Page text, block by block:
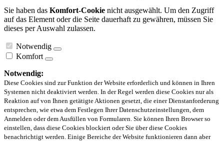
Sie haben das Komfort-Cookie nicht ausgewählt. Um den Zugriff
auf das Element oder die Seite dauerhaft zu gewähren, müssen Sie
dieses per Auswahl zulassen.
Notwendig
Komfort
Notwendig:
Diese Cookies sind zur Funktion der Website erforderlich und können in Ihren
Systemen nicht deaktiviert werden. In der Regel werden diese Cookies nur als
Reaktion auf von Ihnen getätigte Aktionen gesetzt, die einer Dienstanforderung
entsprechen, wie etwa dem Festlegen Ihrer Datenschutzeinstellungen, dem
Anmelden oder dem Ausfüllen von Formularen. Sie können Ihren Browser so
einstellen, dass diese Cookies blockiert oder Sie über diese Cookies
benachrichtigt werden. Einige Bereiche der Website funktionieren dann aber